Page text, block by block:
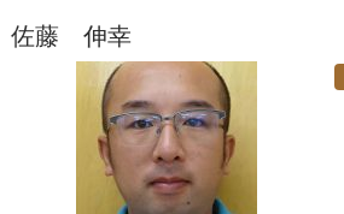
佐藤 伸幸